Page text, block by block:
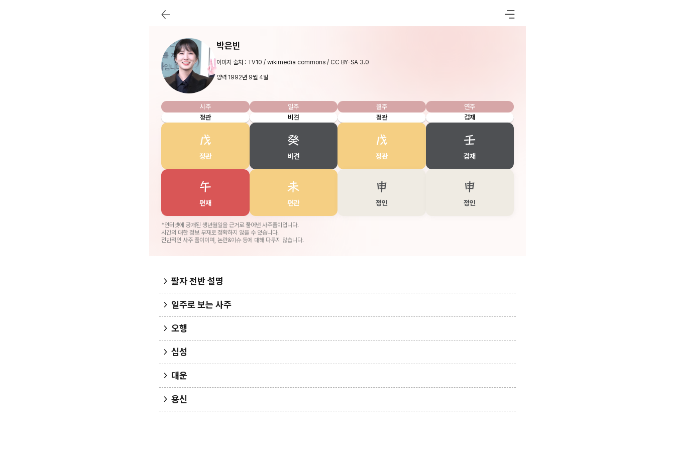
박은빈
이미지 출처 : TV10 / wikimedia commons / CC BY-SA 3.0
양력 1992년 9월 4일
시주
정관
戊
정관
午
편재
일주
비견
癸
비견
未
편관
월주
정관
戊
정관
申
정인
연주
겁재
壬
겁재
申
정인
*인터넷에 공개된 생년월일을 근거로 풀어낸 사주풀이입니다.
시간의 대한 정보 부재로 정확하지 않을 수 있습니다.
전반적인 사주 풀이이며, 논란&이슈 등에 대해 다루지 않습니다.
팔자 전반 설명
일주로 보는 사주
오행
십성
대운
용신